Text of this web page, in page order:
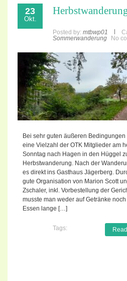
23
Okt.
Posted by: mtbwp01
Sommerwanderung
No
Bei sehr guten äußeren Bedingungen
eine Vielzahl der OTK Mitglieder am
Sonntag nach Hagen in den Hüggel
Herbstwanderung. Nach der
es direkt ins Gasthaus Jägerberg.
gute Organisation von Marion Scott
Zschaler, inkl. Vorbestellung der
musste man weder auf Getränke
Essen lange […]
Tags: